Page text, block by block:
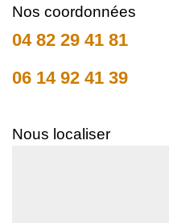
Nos coordonnées
04 82 29 41 81
06 14 92 41 39
Nous localiser